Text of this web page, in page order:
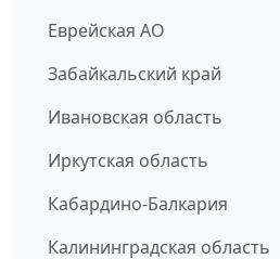
Еврейская АО
Забайкальский край
Ивановская область
Иркутская область
Кабардино-Балкария
Калининградская область